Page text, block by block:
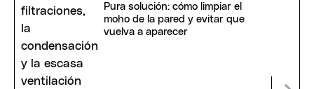
Pura solución: cómo limpiar el
moho de la pared y evitar que
vuelva a aparecer